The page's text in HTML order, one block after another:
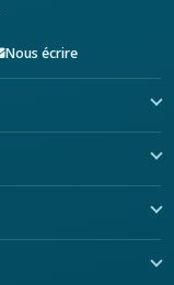
Nous écrire